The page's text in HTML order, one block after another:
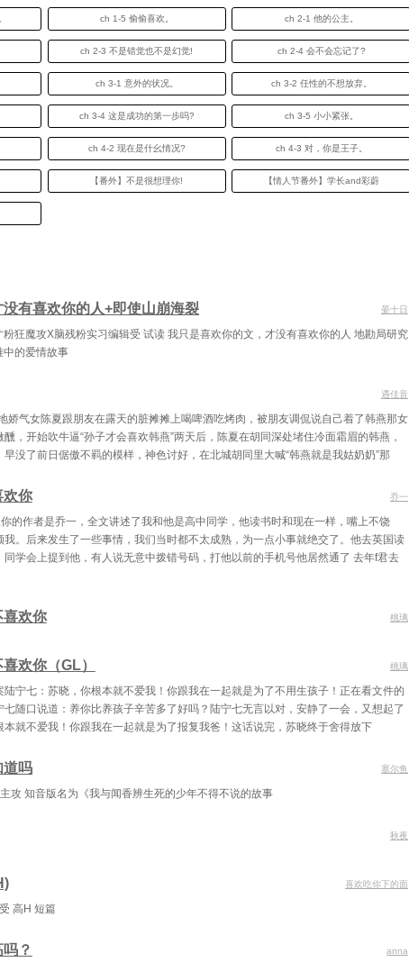
ch 1-5 偷偷喜欢。 ch 2-1 他的公主。
ch 2-3 不是错觉也不是幻觉! ch 2-4 会不会忘记了?
ch 3-1 意外的状况。 ch 3-2 任性的不想放弃。
ch 3-4 这是成功的第一步吗? ch 3-5 小小紧张。
ch 4-2 现在是什幺情况? ch 4-3 对，你是王子。
【番外】不是很想理你! 【情人节番外】学长and彩蔚
有喜欢你的人+即使山崩海裂 晏十日
狂魔攻X脑残粉实习编辑受 试读 我只是喜欢你的文，才没有喜欢你的人 地勘局研究
中的爱情故事
遇佳音
娇气女陈夏跟朋友在露天的脏摊摊上喝啤酒吃烤肉，被朋友调侃说自己着了韩燕那女
，开始吹牛逼“孙子才会喜欢韩燕”两天后，陈夏在胡同深处堵住冷面霜眉的韩燕，
没了前日倨傲不羁的模样，神色讨好，在北城胡同里大喊“韩燕就是我姑奶奶”那
欢你 乔一
的作者是乔一，全文讲述了我和他是高中同学，他读书时和现在一样，嘴上不饶
我。后来发生了一些事情，我们当时都不太成熟，为一点小事就绝交了。他去英国读
学会上提到他，有人说无意中拨错号码，打他以前的手机号他居然通了 去年f君去
喜欢你 桃璃
欢你（GL） 桃璃
宁七：苏晓，你根本就不爱我！你跟我在一起就是为了不用生孩子！正在看文件的
随口说道：养你比养孩子辛苦多了好吗？陆宁七无言以对，安静了一会，又想起了
就不爱我！你跟我在一起就是为了报复我爸！这话说完，苏晓终于舍得放下
道吗 塞尔鱼
攻 知音版名为《我与闻香辨生死的少年不得不说的故事
秋夜
喜欢吃你下的面
高H 短篇
？ anna